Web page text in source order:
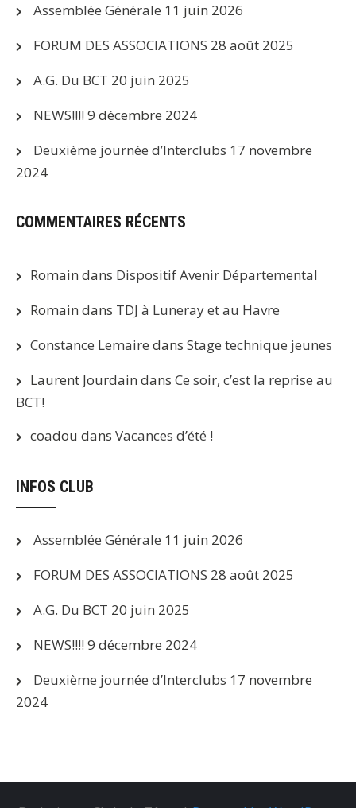
Assemblée Générale 11 juin 2026
FORUM DES ASSOCIATIONS 28 août 2025
A.G. Du BCT 20 juin 2025
NEWS!!!! 9 décembre 2024
Deuxième journée d’Interclubs 17 novembre
2024
COMMENTAIRES RÉCENTS
Romain dans Dispositif Avenir Départemental
Romain dans TDJ à Luneray et au Havre
Constance Lemaire dans Stage technique jeunes
Laurent Jourdain dans Ce soir, c’est la reprise au
BCT!
coadou dans Vacances d’été !
INFOS CLUB
Assemblée Générale 11 juin 2026
FORUM DES ASSOCIATIONS 28 août 2025
A.G. Du BCT 20 juin 2025
NEWS!!!! 9 décembre 2024
Deuxième journée d’Interclubs 17 novembre
2024